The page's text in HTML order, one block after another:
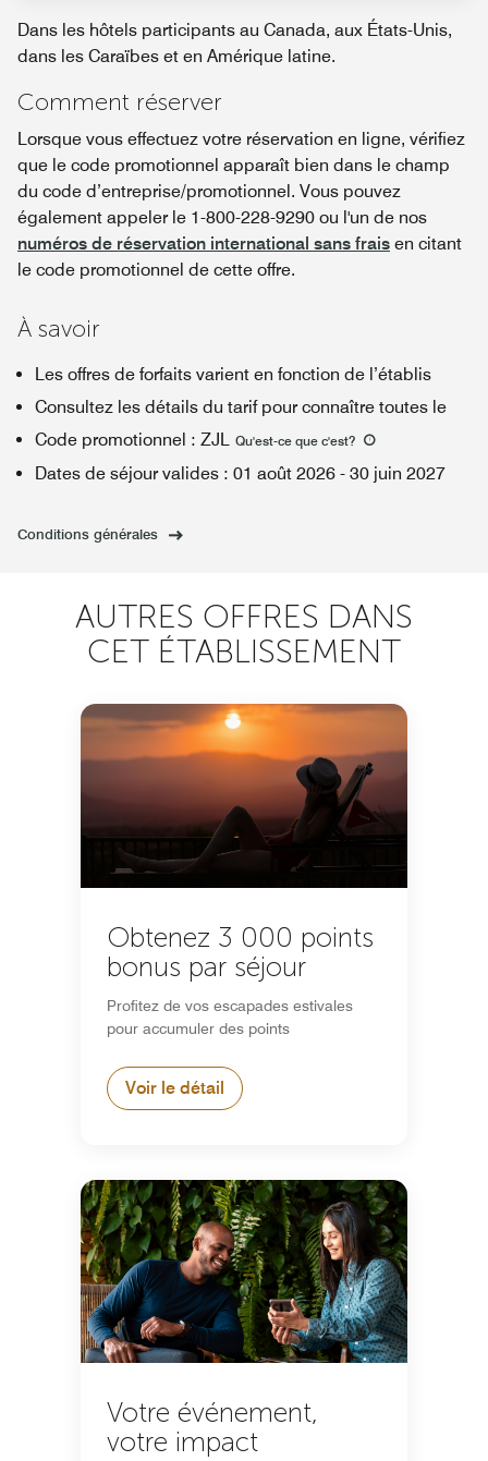
Dans les hôtels participants au Canada, aux États-Unis,
dans les Caraïbes et en Amérique latine.
Comment réserver
Lorsque vous effectuez votre réservation en ligne, vérifiez
que le code promotionnel apparaît bien dans le champ
du code d’entreprise/promotionnel. Vous pouvez
également appeler le 1-800-228-9290 ou l'un de nos
numéros de réservation international sans frais en citant
le code promotionnel de cette offre.
À savoir
Les offres de forfaits varient en fonction de l’établis
Consultez les détails du tarif pour connaître toutes le
Code promotionnel : ZJL Qu'est-ce que c'est?
Dates de séjour valides : 01 août 2026 - 30 juin 2027
Conditions générales
AUTRES OFFRES DANS
CET ÉTABLISSEMENT
Obtenez 3 000 points
bonus par séjour
Profitez de vos escapades estivales
pour accumuler des points
Voir le détail
Votre événement,
votre impact